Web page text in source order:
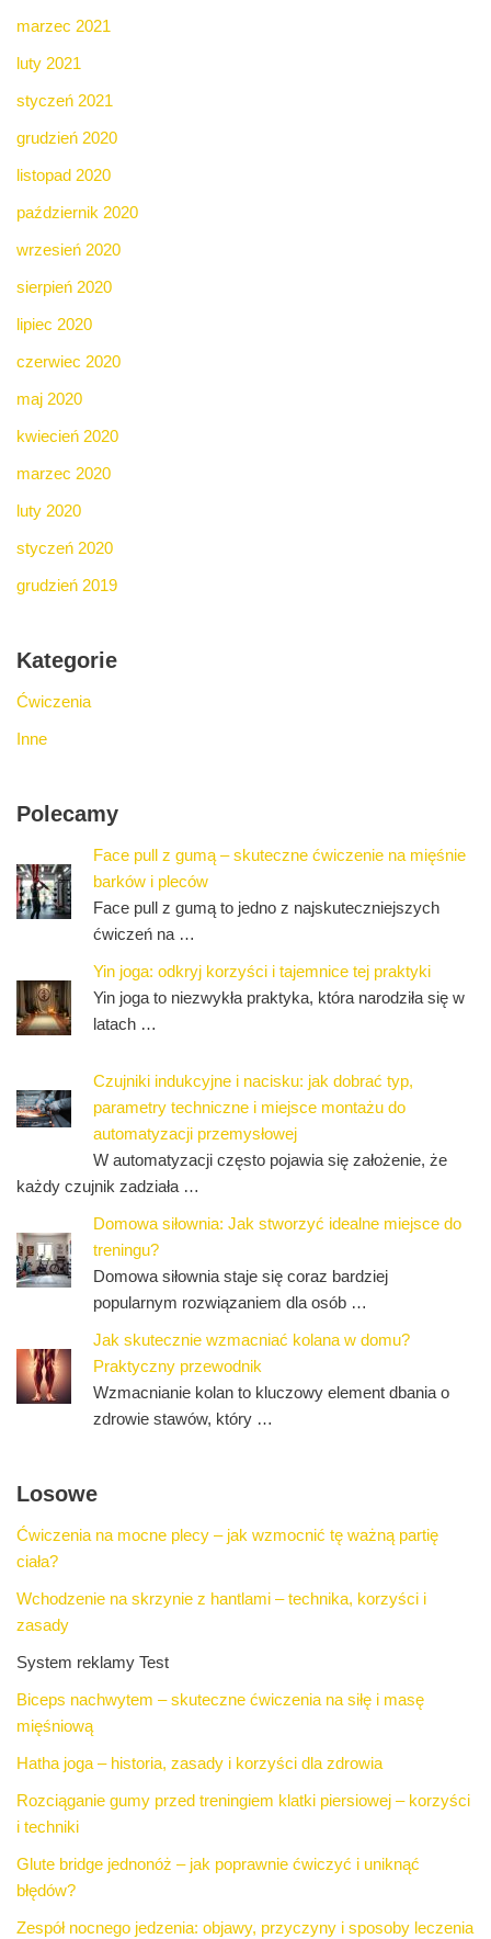
marzec 2021
luty 2021
styczeń 2021
grudzień 2020
listopad 2020
październik 2020
wrzesień 2020
sierpień 2020
lipiec 2020
czerwiec 2020
maj 2020
kwiecień 2020
marzec 2020
luty 2020
styczeń 2020
grudzień 2019
Kategorie
Ćwiczenia
Inne
Polecamy
Face pull z gumą – skuteczne ćwiczenie na mięśnie
barków i pleców
Face pull z gumą to jedno z najskuteczniejszych
ćwiczeń na …
Yin joga: odkryj korzyści i tajemnice tej praktyki
Yin joga to niezwykła praktyka, która narodziła się w
latach …
Czujniki indukcyjne i nacisku: jak dobrać typ,
parametry techniczne i miejsce montażu do
automatyzacji przemysłowej
W automatyzacji często pojawia się założenie, że
każdy czujnik zadziała …
Domowa siłownia: Jak stworzyć idealne miejsce do
treningu?
Domowa siłownia staje się coraz bardziej
popularnym rozwiązaniem dla osób …
Jak skutecznie wzmacniać kolana w domu?
Praktyczny przewodnik
Wzmacnianie kolan to kluczowy element dbania o
zdrowie stawów, który …
Losowe
Ćwiczenia na mocne plecy – jak wzmocnić tę ważną partię
ciała?
Wchodzenie na skrzynie z hantlami – technika, korzyści i
zasady
System reklamy Test
Biceps nachwytem – skuteczne ćwiczenia na siłę i masę
mięśniową
Hatha joga – historia, zasady i korzyści dla zdrowia
Rozciąganie gumy przed treningiem klatki piersiowej – korzyści
i techniki
Glute bridge jednonóż – jak poprawnie ćwiczyć i uniknąć
błędów?
Zespół nocnego jedzenia: objawy, przyczyny i sposoby leczenia